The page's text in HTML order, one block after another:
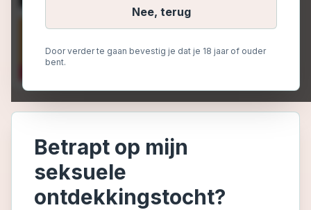
Nee, terug
Door verder te gaan bevestig je dat je 18 jaar of ouder
bent.
Betrapt op mijn
seksuele
ontdekkingstocht?